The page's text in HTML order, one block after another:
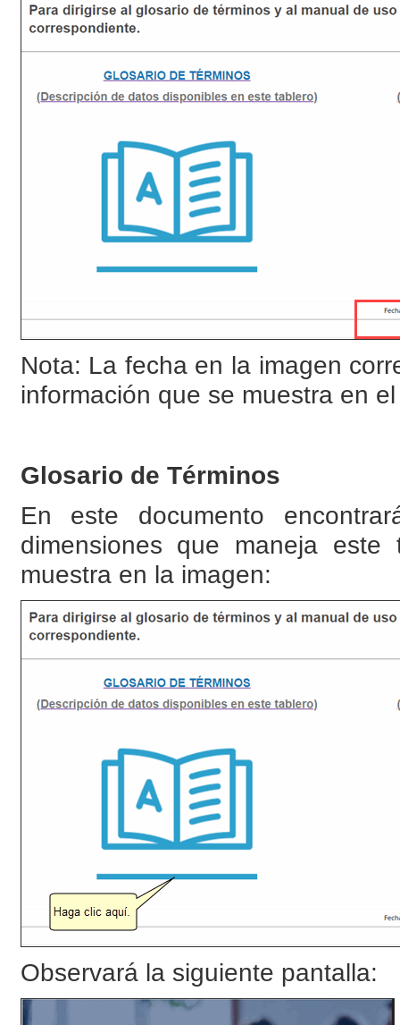
Nota: La fecha en la imagen
información que se muestra en
Glosario de Términos
En este documento
dimensiones que maneja
muestra en la imagen:
Observará la siguiente pantalla: